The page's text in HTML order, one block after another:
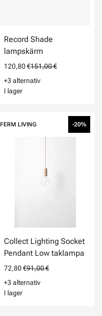
Record Shade
lampskärm
120,80 €151,00 €
+3 alternativ
I lager
FERM LIVING -20%
Collect Lighting Socket
Pendant Low taklampa
72,80 €91,00 €
+3 alternativ
I lager